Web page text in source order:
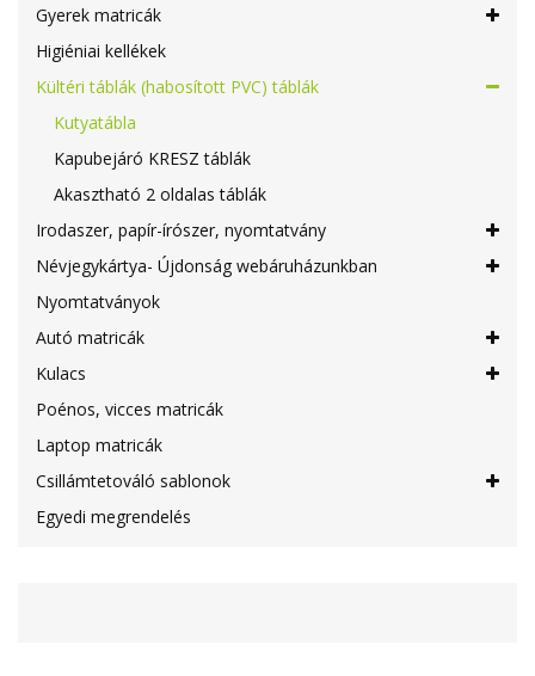
Gyerek matricák
Higiéniai kellékek
Kültéri táblák (habosított PVC) táblák
Kutyatábla
Kapubejáró KRESZ táblák
Akasztható 2 oldalas táblák
Irodaszer, papír-írószer, nyomtatvány
Névjegykártya- Újdonság webáruházunkban
Nyomtatványok
Autó matricák
Kulacs
Poénos, vicces matricák
Laptop matricák
Csillámtetováló sablonok
Egyedi megrendelés